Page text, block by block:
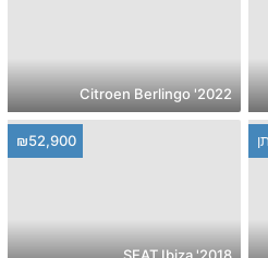
2022' Citroen Berlingo
₪52,900
2018' SEAT Ibiza